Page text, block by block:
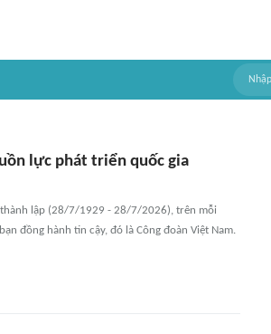
lực phát triển quốc gia
thành lập (28/7/1929 - 28/7/2026), trên mỗi
đồng hành tin cậy, đó là Công đoàn Việt Nam.